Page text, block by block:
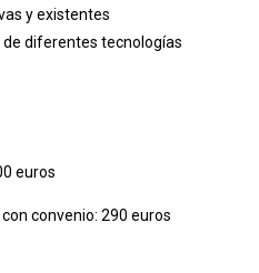
y existentes
de diferentes tecnologías
euros
convenio: 290 euros